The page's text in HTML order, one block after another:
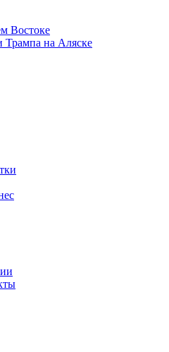
Востоке
Трампа на Аляске